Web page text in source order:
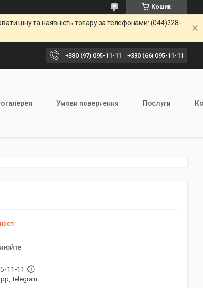
Кошик
ціну та наявність товару за телефонами: (044)228-
+380 (97) 095-11-11 +380 (66) 095-11-11
Умови повернення Послуги
11-11
Telegram